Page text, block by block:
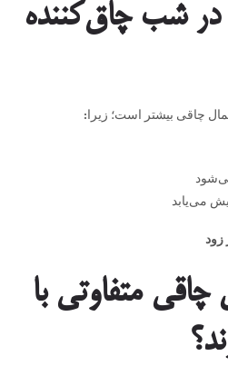
در شب چاق‌کننده
چاقی بیشتر است؛ زیرا:
می‌یابد
زود
چاقی متفاوتی با